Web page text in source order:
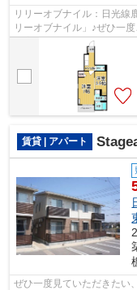
リリーオブナイル：日光線
リーオブナイル」♪ぜひ一
い室内環境のある物件です♪
賃貸 | アパート
ぜひ一度見ていただきたい